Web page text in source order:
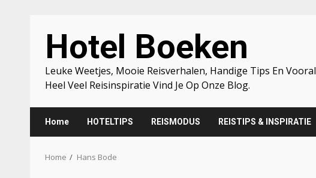
content
Hotel Boeken
Leuke Weetjes, Mooie Reisverhalen, Handige Tips En Vooral
Heel Veel Reisinspiratie Vind Je Op Onze Blog.
Home HOTELTIPS REISMODUS REISTIPS & INSPIRATIE
Home Hans Bode